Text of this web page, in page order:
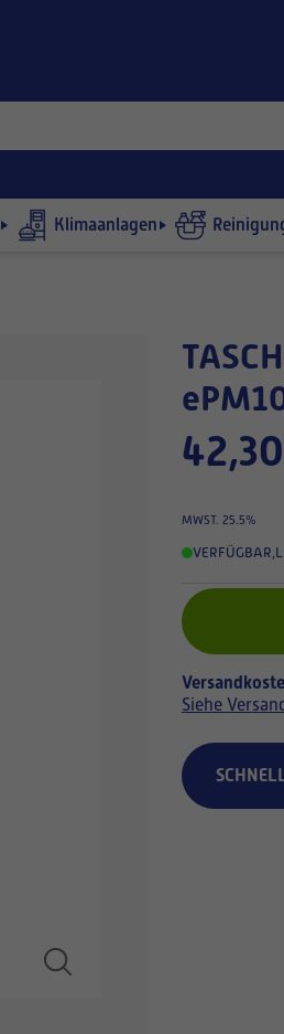
Klimaanlagen
TASCHENFILTER 440x515-360/4
MWST. 25.5%
VERFÜGBAR,
Siehe